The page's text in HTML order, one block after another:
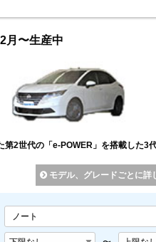
月〜生産中
第2世代の「e-POWER」を搭載した3
モデル、グレードごとに詳
ノート